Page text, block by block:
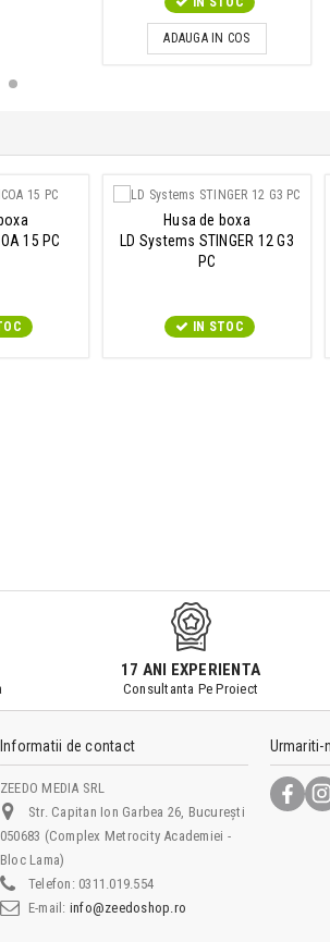
ADAUGA IN COS
15 PC
Husa de boxa
LD Systems STINGER 12 G3
PC
IN STOC
17 ANI EXPERIENTA
Consultanta Pe Proiect
Informatii de contact
ZEEDO MEDIA SRL
Str. Capitan Ion Garbea 26, București
050683 (Complex Metrocity Academiei -
Bloc Lama)
Telefon: 0311.019.554
E-mail: info@zeedoshop.ro
Urmariti-